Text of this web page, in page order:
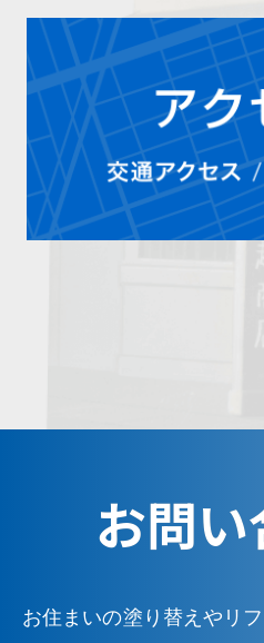
お問
お住まいの塗り替えやリ